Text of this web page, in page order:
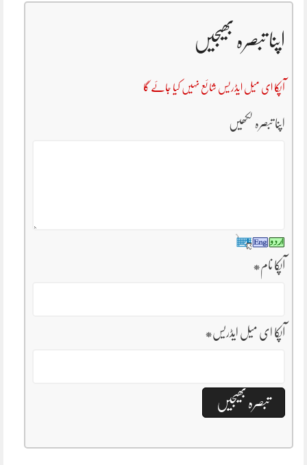
اپنا تبصرہ بھیجیں
آپکا ای میل ایڈریس شائع نہیں کیا جائے گا
اپنا تبصرہ لکھیں
آپکا نام*
آپکا ای میل ایڈریس*